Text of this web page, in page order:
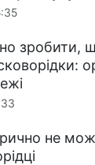
зробити,
не